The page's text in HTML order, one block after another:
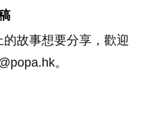
故事想要分享，歡迎
。